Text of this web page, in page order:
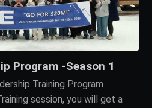
Program -Season 1
Training Program
session, you will get a